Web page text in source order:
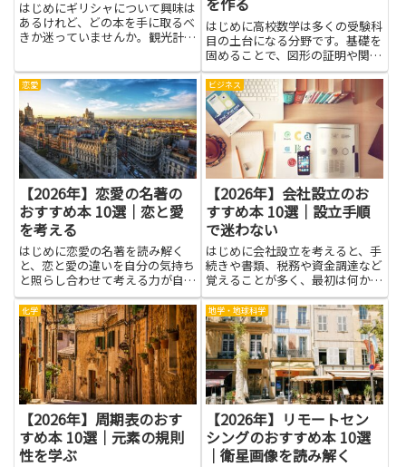
はじめにギリシャについて興味は
あるけれど、どの本を手に取るべ
きか迷っていませんか。観光計画
たい人、現地の生活文化や食、民
俗に触れたい人、あるいは語学学
習の補助教材として読みたい人
──...
はじめに高校数学は多くの受験科
目の土台になる分野です。基礎を
固めることで、図形の証明や関数
の性質、確率の考え方などをスム
ーズに理解でき、問題を解くとき
の迷いが減ります。この記事で取
り上げる本は、基礎の整理と定着
を助け、受験基礎を作る手助け
を...
恋愛
【2026年】恋愛の名著の
おすすめ本 10選｜恋と愛
を考える
はじめに恋愛の名著を読み解く
と、恋と愛の違いを自分の気持ち
と照らし合わせて考える力が自然
と育ちます。登場人物の思いが揺
れる場面を追うと、相手の立場を
想像する訓練になり、言葉にでき
なかった感情を伝えるヒントをつ
かめます。さまざまな物語が示す
対...
ビジネス
【2026年】会社設立のお
すすめ本 10選｜設立手順
で迷わない
はじめに会社設立を考えると、手
続きや書類、税務や資金調達など
覚えることが多く、最初は何から
始めればよいか迷いがちです。本
記事で紹介するおすすめ本は、設
立手順を段階的に理解できるよう
に厳選しています。基礎知識から
実務的な書類作成例、税金や社
会...
化学
【2026年】周期表のおす
すめ本 10選｜元素の規則
性を学ぶ
地学・地球科学
【2026年】リモートセン
シングのおすすめ本 10選
｜衛星画像を読み解く